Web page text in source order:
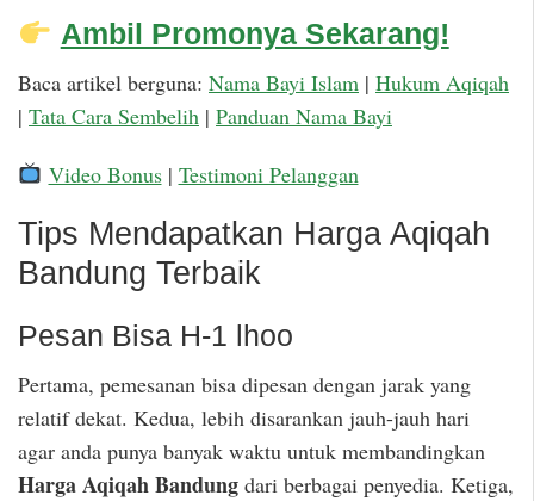
Ambil Promonya Sekarang!
Baca artikel berguna: Nama Bayi Islam | Hukum Aqiqah
| Tata Cara Sembelih | Panduan Nama Bayi
Video Bonus| Testimoni Pelanggan
Tips Mendapatkan Harga Aqiqah
Bandung Terbaik
Pesan Bisa H-1 lhoo
Pertama, pemesanan bisa dipesan dengan jarak yang
relatif dekat. Kedua, lebih disarankan jauh-jauh hari
agar anda punya banyak waktu untuk membandingkan
Harga Aqiqah Bandung dari berbagai penyedia. Ketiga,